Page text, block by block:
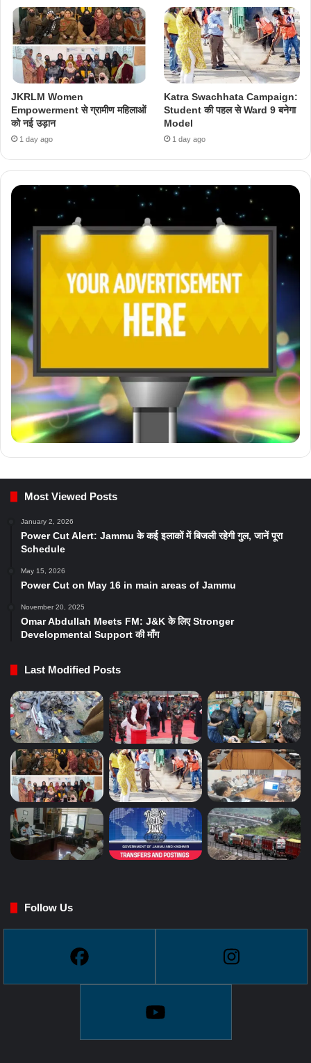
JKRLM Women
Empowerment से ग्रामीण महिलाओं
को नई उड़ान
1 day ago
Katra Swachhata Campaign:
Student की पहल से Ward 9 बनेगा
Model
1 day ago
Most Viewed Posts
January 2, 2026
Power Cut Alert: Jammu के कई इलाकों में बिजली रहेगी गुल, जानें पूरा
Schedule
May 15, 2026
Power Cut on May 16 in main areas of Jammu
November 20, 2025
Omar Abdullah Meets FM: J&K के लिए Stronger
Developmental Support की माँग
Last Modified Posts
Follow Us